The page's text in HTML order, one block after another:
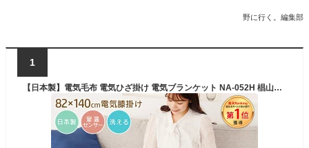
野に行く。編集部
1
【日本製】電気毛布 電気ひざ掛け 電気ブランケット NA-052H 椙山紡織 毛布 ひざ掛け ひざかけ 洗える 丸洗い 洗濯 チェック 日本製 国産 省エネ チェック 電気毛布 あす楽